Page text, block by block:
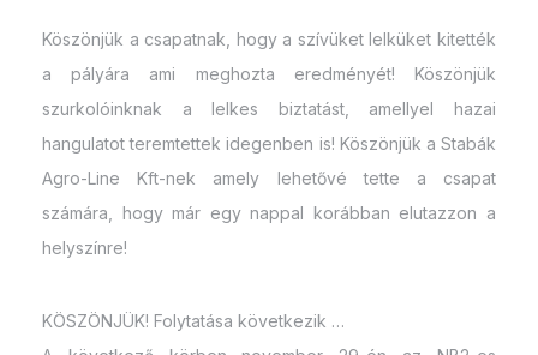
Köszönjük a csapatnak, hogy a szívüket lelküket kitették
a pályára ami meghozta eredményét! Köszönjük
szurkolóinknak a lelkes biztatást, amellyel hazai
hangulatot teremtettek idegenben is! Köszönjük a Stabák
Agro-Line Kft-nek amely lehetővé tette a csapat
számára, hogy már egy nappal korábban elutazzon a
helyszínre!
KÖSZÖNJÜK! Folytatása következik …